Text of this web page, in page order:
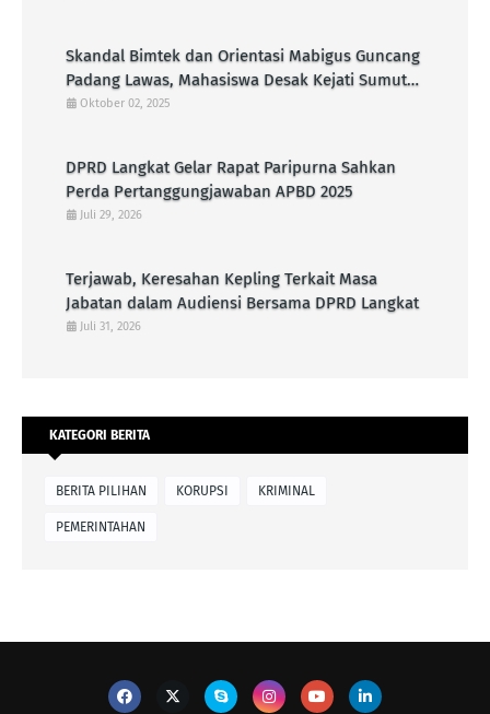
Skandal Bimtek dan Orientasi Mabigus Guncang
Padang Lawas, Mahasiswa Desak Kejati Sumut
Periksa Bupati dan Ancaman Terhadap
Oktober 02, 2025
DPRD Langkat Gelar Rapat Paripurna Sahkan
Perda Pertanggungjawaban APBD 2025
Juli 29, 2026
Terjawab, Keresahan Kepling Terkait Masa
Jabatan dalam Audiensi Bersama DPRD Langkat
Juli 31, 2026
KATEGORI BERITA
BERITA PILIHAN KORUPSI KRIMINAL
PEMERINTAHAN